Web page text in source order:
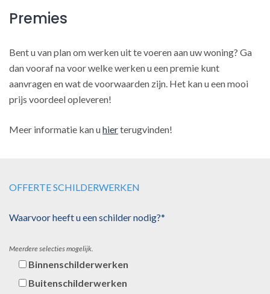
Premies
Bent u van plan om werken uit te voeren aan uw woning? Ga
dan vooraf na voor welke werken u een premie kunt
aanvragen en wat de voorwaarden zijn. Het kan u een mooi
prijs voordeel opleveren!
Meer informatie kan uhierterugvinden!
OFFERTE SCHILDERWERKEN
Waarvoor heeft u een schilder nodig?*
Meerdere selecties mogelijk.
Binnenschilderwerken
Buitenschilderwerken